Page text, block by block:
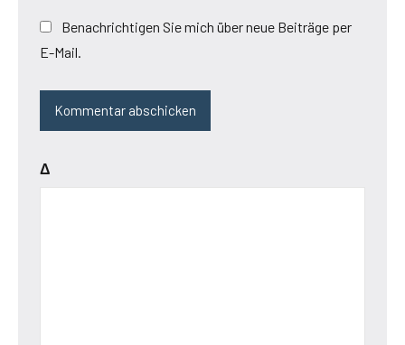
Benachrichtigen Sie mich über neue Beiträge per
E-Mail.
Δ